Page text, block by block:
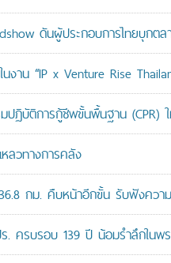
ดันผู้ประกอบการไทยบุกต
าน “IP x Venture Rise
บัติการกู้ชีพขั้นพื้นฐาน (CPR)
ลวทางการคลัง
กม. คืบหน้าอีกขั้น รับฟังคว
. ครบรอบ 139 ปี น้อมรำลึกใน